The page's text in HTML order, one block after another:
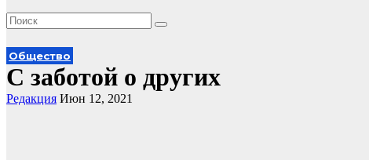
Общество
С заботой о других
Редакция Июн 12, 2021